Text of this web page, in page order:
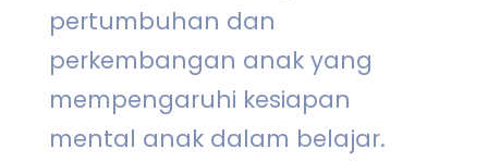
pertumbuhan dan
perkembangan anak yang
mempengaruhi kesiapan
mental anak dalam belajar.